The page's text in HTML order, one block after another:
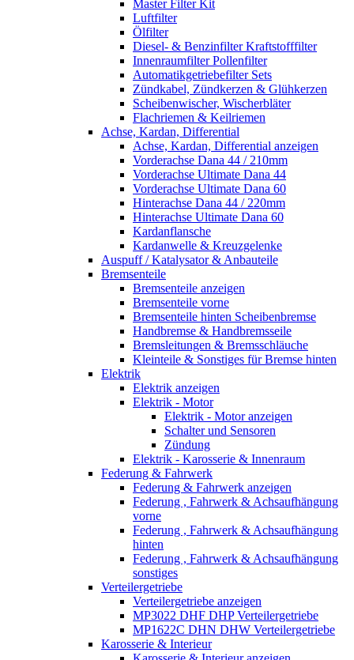
Master Filter Kit
Luftfilter
Ölfilter
Diesel- & Benzinfilter Kraftstofffilter
Innenraumfilter Pollenfilter
Automatikgetriebefilter Sets
Zündkabel, Zündkerzen & Glühkerzen
Scheibenwischer, Wischerbläter
Flachriemen & Keilriemen
Achse, Kardan, Differential
Achse, Kardan, Differential anzeigen
Vorderachse Dana 44 / 210mm
Vorderachse Ultimate Dana 44
Vorderachse Ultimate Dana 60
Hinterachse Dana 44 / 220mm
Hinterachse Ultimate Dana 60
Kardanflansche
Kardanwelle & Kreuzgelenke
Auspuff / Katalysator & Anbauteile
Bremsenteile
Bremsenteile anzeigen
Bremsenteile vorne
Bremsenteile hinten Scheibenbremse
Handbremse & Handbremsseile
Bremsleitungen & Bremsschläuche
Kleinteile & Sonstiges für Bremse hinten
Elektrik
Elektrik anzeigen
Elektrik - Motor
Elektrik - Motor anzeigen
Schalter und Sensoren
Zündung
Elektrik - Karosserie & Innenraum
Federung & Fahrwerk
Federung & Fahrwerk anzeigen
Federung , Fahrwerk & Achsaufhängung
vorne
Federung , Fahrwerk & Achsaufhängung
hinten
Federung , Fahrwerk & Achsaufhängung
sonstiges
Verteilergetriebe
Verteilergetriebe anzeigen
MP3022 DHF DHP Verteilergetriebe
MP1622C DHN DHW Verteilergetriebe
Karosserie & Interieur